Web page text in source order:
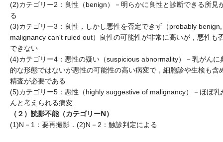
(2)カテゴリー2：良性（benign）－明らかに良性と診断できる所見
る
(3)カテゴリー3：良性，しかし悪性を否定できず（probably
malignancy can't ruled out）良性の可能性が非常に高いが，悪性も
できない
(4)カテゴリー4：悪性の疑い（suspicious abnormality）－乳がんに
的な形態ではないが悪性の可能性の高い病変で，細胞診や生検も含
精査が必要である
(5)カテゴリー5：悪性（highly suggestive of malignancy）－ほぼ乳
んと考えられる病変
（２）読影不能（カテゴリーN）
(1)N－1：要再撮影．(2)N－2：触診判定による